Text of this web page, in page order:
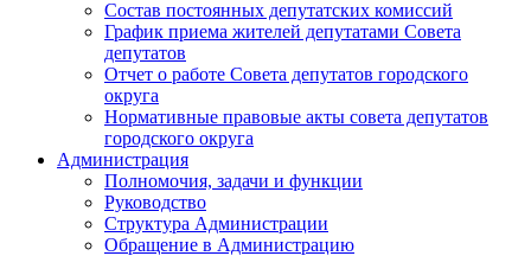
Состав постоянных депутатских комиссий
График приема жителей депутатами Совета
депутатов
Отчет о работе Совета депутатов городского
округа
Нормативные правовые акты совета депутатов
городского округа
Администрация
Полномочия, задачи и функции
Руководство
Структура Администрации
Обращение в Администрацию